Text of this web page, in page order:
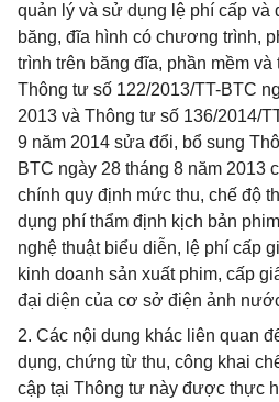
quản lý và sử dụng lệ phí cấp và
băng, đĩa hình có chương trình,
trình trên băng đĩa, phần mềm và
Thông tư số 122/2013/TT-BTC
2013 và Thông tư số 136/2014/
9 năm 2014 sửa đổi, bổ sung
BTC ngày 28 tháng 8 năm 2013
chính quy định mức thu, chế độ
dụng phí thẩm định kịch bản
nghệ thuật biểu diễn, lệ phí cấp
kinh doanh sản xuất phim, cấp
đại diện của cơ sở điện ảnh
2. Các nội dung khác liên quan
dụng, chứng từ thu, công khai
cập tại Thông tư này được thực